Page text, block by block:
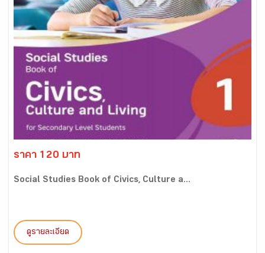
ราคา 120 บาท
Social Studies Book of Civics, Culture a...
ดูรายละเอียด